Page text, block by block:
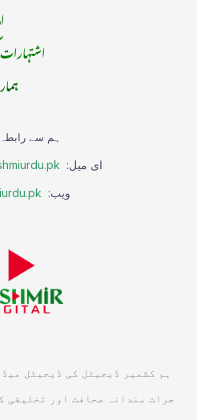
اشتہارات
ہم سے
ای میل:
ویب:
ہم کشمیر ڈیجیٹل کی ڈیجیٹل
جرات مندانہ صحافت اور تخلیقی